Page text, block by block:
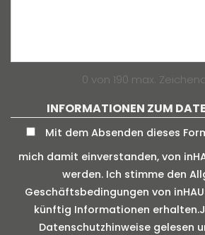
0 von 190 max.
INFORMATIONEN ZUM
Mit dem Absenden dieses
mich damit einverstanden, von
werden. Ich stimme den
Geschäftsbedingungen von
künftig Informationen
Datenschutzhinweise gelesen